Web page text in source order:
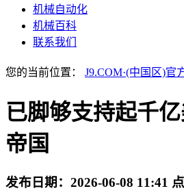
机械自动化
机械百科
联系我们
您的当前位置： J9.COM·(中国区)官
已脚够支持起千亿
帝国
发布日期： 2026-06-08 11:41